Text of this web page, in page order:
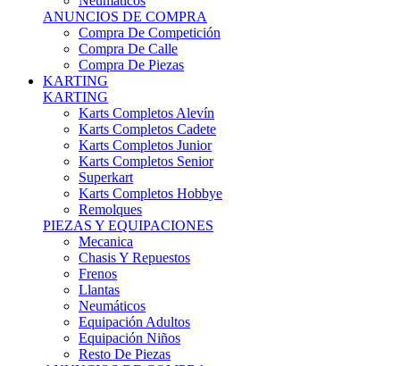
Chasis Y Repuestos
Frenos
Llantas
Neumáticos
Equipación Adultos
Equipación Niños
Resto De Piezas
ANUNCIOS DE COMPRA
Compra De Karts
Compra De Piezas
BARQUETAS, FÓRMULAS Y CM
BARQUETAS, FÓRMULAS Y CM
Barquetas
Fórmulas
Cm
Prototipos
Remolques
PIEZAS Y EQUIPACIONES
Mecánica
Electrónica
Chasis Y Carrocería
Suspensiones